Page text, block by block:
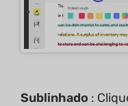
Sublinhado :